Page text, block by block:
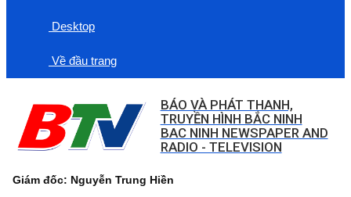
Desktop
Về đầu trang
BÁO VÀ PHÁT THANH,
TRUYỀN HÌNH BẮC NINH
BAC NINH NEWSPAPER AND
RADIO - TELEVISION
Giám đốc: Nguyễn Trung Hiền